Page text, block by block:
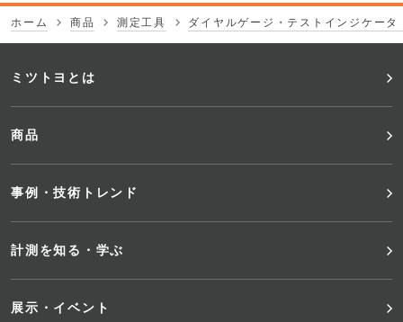
ホーム 商品 測定工具 ダイヤルゲージ・テストインジケー
フ
ッ
タ
ー
メ
ミツトヨとは
商品
事例・技術トレンド
計測を知る・学ぶ
展示・イベント